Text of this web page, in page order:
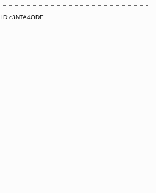
ID:c3NTA4ODE